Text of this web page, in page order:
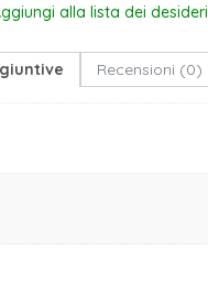
alla lista dei desideri
Recensioni (0)